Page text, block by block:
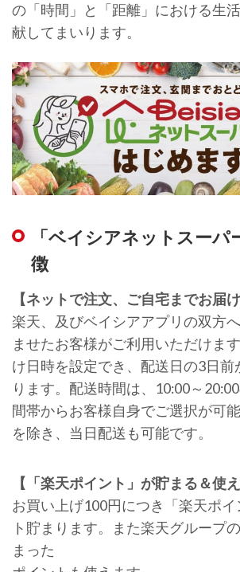
の「時間」と「距離」における生
献してまいります。
「ベイシアネットスーパ
徴
【ネットで注文、ご自宅までお届け
楽天、及びベイシアアプリの双方
ませたお客様がご利用いただけま
け日時を設定でき、配送日の3日前
ります。配送時間は、10:00～
間帯からお客様自身でご選択が可
を除き、当日配送も可能です。
【「楽天ポイント」が貯まる＆使え
お買い上げ100円につき「楽天ポ
ト貯まります。また楽天グループ
まった